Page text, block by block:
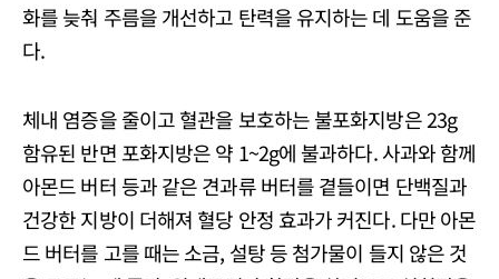
화를 늦춰 주름을 개선하고 탄력을 유지하는 데 도움을 준
다.
체내 염증을 줄이고 혈관을 보호하는 불포화지방은 23g
함유된 반면 포화지방은 약 1~2g에 불과하다. 사과와 함께
아몬드 버터 등과 같은 견과류 버터를 곁들이면 단백질과
건강한 지방이 더해져 혈당 안정 효과가 커진다. 다만 아몬
드 버터를 고를 때는 소금, 설탕 등 첨가물이 들지 않은 것